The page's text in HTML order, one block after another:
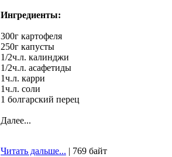
Ингредиенты:
300г картофеля
250г капусты
1/2ч.л. калинджи
1/2ч.л. асафетиды
1ч.л. карри
1ч.л. соли
1 болгарский перец
Далее...
Читать дальше... | 769 байт